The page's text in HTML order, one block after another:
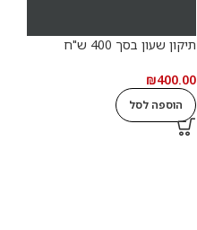
תיקון שעון בסך 400 ש"ח
₪400.00
הוספה לסל